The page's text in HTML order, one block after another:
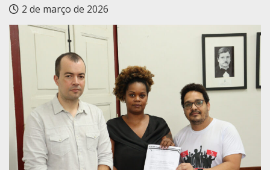
2 de março de 2026